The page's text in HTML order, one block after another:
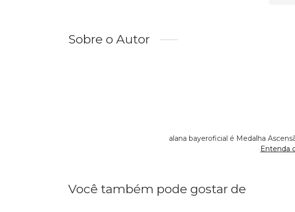
Sobre o Autor
alana bayeroficial é Medalha
Entenda
Você também pode gostar de